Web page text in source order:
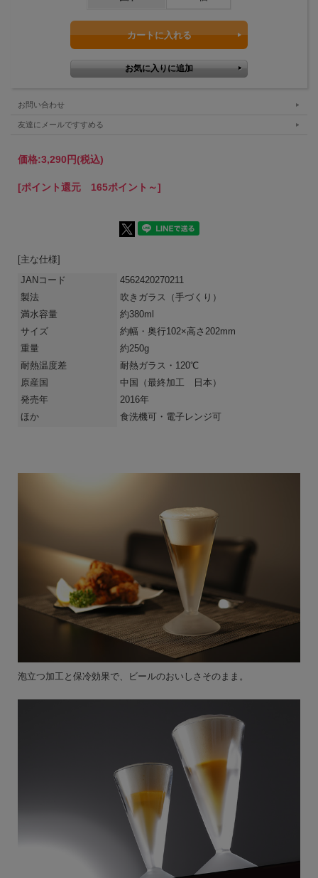
お問い合わせ
友達にメールですすめる
価格:3,290円(税込)
[ポイント還元 165ポイント～]
[主な仕様]
JANコード
4562420270211
製法
吹きガラス（手づくり）
満水容量
約380ml
サイズ
約幅・奥行102×高さ202mm
重量
約250g
耐熱温度差
耐熱ガラス・120℃
原産国
中国
（最終加工 日本）
発売年
2016年
ほか
食洗機可・電子レンジ可
泡立つ加工と保冷効果で、ビールのおいしさそのまま。